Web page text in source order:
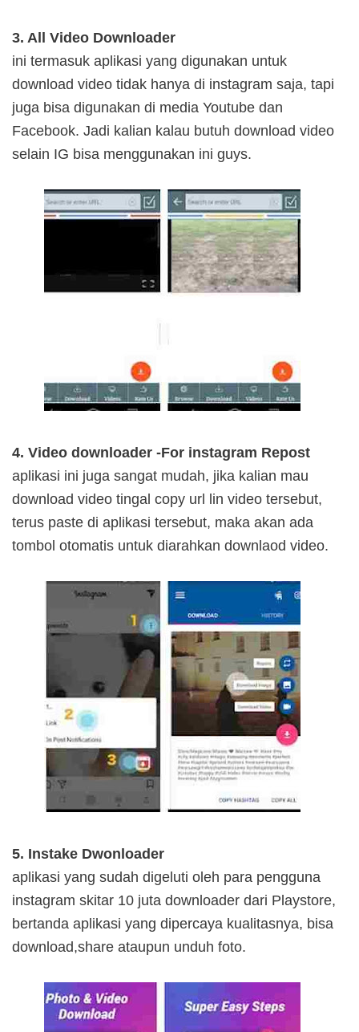
3. All Video Downloader
ini termasuk aplikasi yang digunakan untuk
download video tidak hanya di instagram saja, tapi
juga bisa digunakan di media Youtube dan
Facebook. Jadi kalian kalau butuh download video
selain IG bisa menggunakan ini guys.
4. Video downloader -For instagram Repost
aplikasi ini juga sangat mudah, jika kalian mau
download video tingal copy url lin video tersebut,
terus paste di aplikasi tersebut, maka akan ada
tombol otomatis untuk diarahkan downlaod video.
5. Instake Dwonloader
aplikasi yang sudah digeluti oleh para pengguna
instagram skitar 10 juta downloader dari Playstore,
bertanda aplikasi yang dipercaya kualitasnya, bisa
download,share ataupun unduh foto.